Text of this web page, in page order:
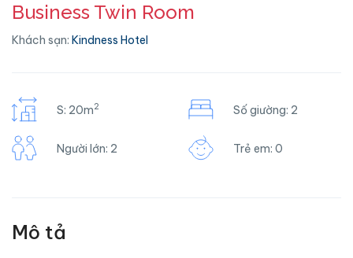
Business Twin Room
Khách sạn: Kindness Hotel
S: 20m2 Số giường: 2
Người lớn: 2 Trẻ em: 0
Mô tả